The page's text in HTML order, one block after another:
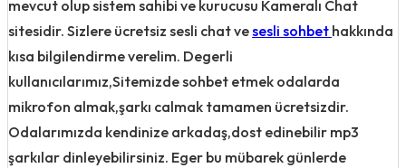
mevcut olup sistem sahibi ve kurucusu Kameralı Chat
sitesidir. Sizlere ücretsiz sesli chat vesesli sohbet hakkında
kısa bilgilendirme verelim. Degerli
kullanıcılarımız,Sitemizde sohbet etmek odalarda
mikrofon almak,şarkı calmak tamamen ücretsizdir.
Odalarımızda kendinize arkadaş,dost edinebilir mp3
şarkılar dinleyebilirsiniz. Eger bu mübarek günlerde